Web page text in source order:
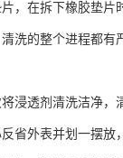
，在拆下橡胶垫片
洗的整个进程都
浸透剂清洗洁净
省外表并划一摆放